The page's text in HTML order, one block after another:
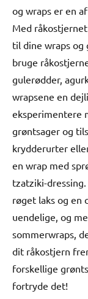
og wraps er en
Med
til dine wraps
bruge
gulerødder,
wrapsene en
eksperimentere
grøntsager og
krydderurter
en wrap med
tzatziki-dressing.
røget laks og en
uendelige, og
sommerwraps,
dit råkostjern
forskellige
fortryde det!